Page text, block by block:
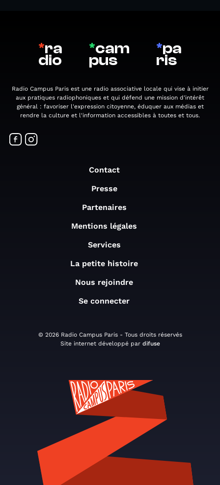
*ra
dio
*cam
pus
*pa
ris
Radio Campus Paris est une radio associative locale qui vise à initier
aux pratiques radiophoniques et qui défend une mission d'intérêt
général : favoriser l'expression citoyenne, éduquer aux médias et
rendre la culture et l'information accessibles à toutes et tous.
Contact
Presse
Partenaires
Mentions légales
Services
La petite histoire
Nous rejoindre
Se connecter
© 2026 Radio Campus Paris - Tous droits réservés
Site internet développé par difuse